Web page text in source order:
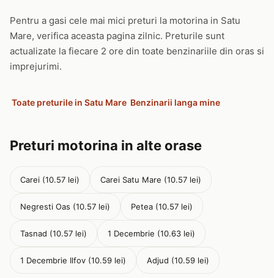
Pentru a gasi cele mai mici preturi la motorina in Satu
Mare, verifica aceasta pagina zilnic. Preturile sunt
actualizate la fiecare 2 ore din toate benzinariile din oras si
imprejurimi.
Toate preturile in Satu Mare Benzinarii langa mine
Preturi motorina in alte orase
Carei (10.57 lei) Carei Satu Mare (10.57 lei)
Negresti Oas (10.57 lei) Petea (10.57 lei)
Tasnad (10.57 lei) 1 Decembrie (10.63 lei)
1 Decembrie Ilfov (10.59 lei) Adjud (10.59 lei)